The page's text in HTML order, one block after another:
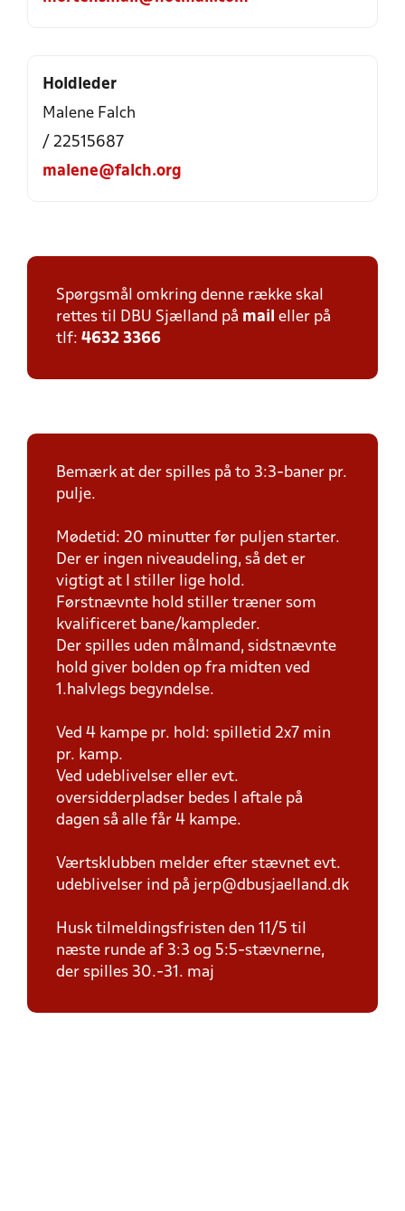
Holdleder
Malene Falch
/ 22515687
malene@falch.org
Spørgsmål omkring denne række skal
rettes til DBU Sjælland på mail eller på
tlf: 4632 3366
Bemærk at der spilles på to 3:3-baner pr.
pulje.
Mødetid: 20 minutter før puljen starter.
Der er ingen niveaudeling, så det er
vigtigt at I stiller lige hold.
Førstnævnte hold stiller træner som
kvalificeret bane/kampleder.
Der spilles uden målmand, sidstnævnte
hold giver bolden op fra midten ved
1.halvlegs begyndelse.
Ved 4 kampe pr. hold: spilletid 2x7 min
pr. kamp.
Ved udeblivelser eller evt.
oversidderpladser bedes I aftale på
dagen så alle får 4 kampe.
Værtsklubben melder efter stævnet evt.
udeblivelser ind på jerp@dbusjaelland.dk
Husk tilmeldingsfristen den 11/5 til
næste runde af 3:3 og 5:5-stævnerne,
der spilles 30.-31. maj